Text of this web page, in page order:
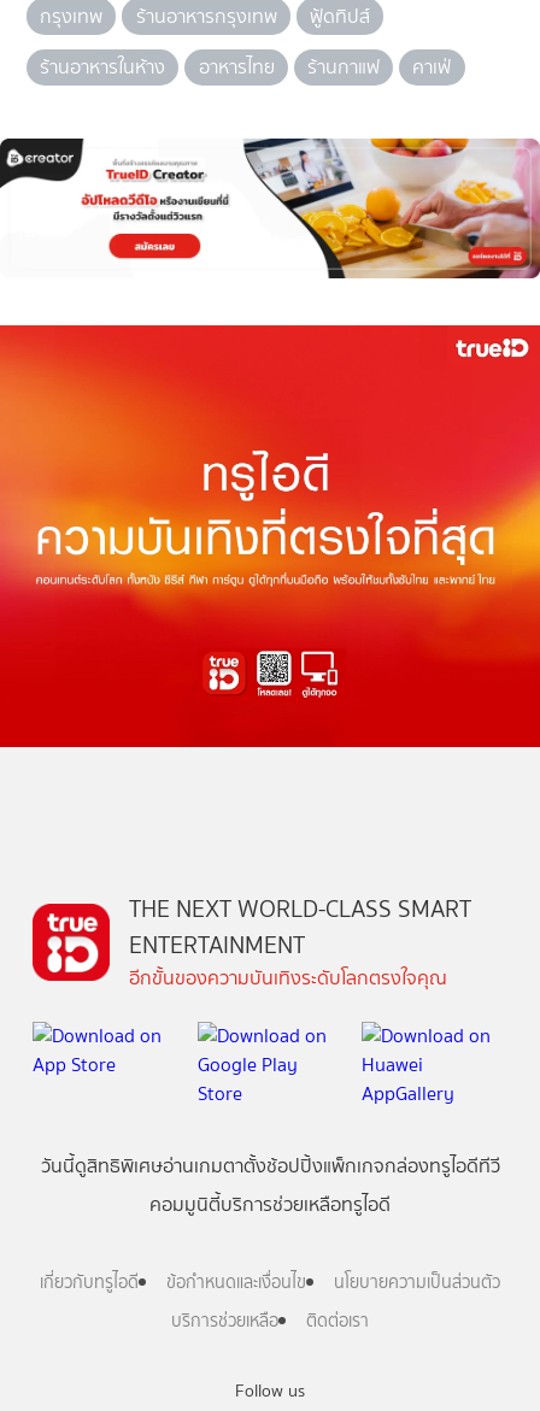
กรุงเทพ
ร้านอาหารกรุงเทพ
ฟู้ดทิปส์
ร้านอาหารในห้าง
อาหารไทย ร้านกาแฟ คาเฟ่
Follow us
THE NEXT WORLD-CLASS SMART
ENTERTAINMENT
อีกขั้นของความบันเทิงระดับโลกตรงใจคุณ
วันนี้ดูสิทธิพิเศษอ่านเกมตาตั้งช้อปปิ้งแพ็กเกจกล่องทรูไอดีทีวี
คอมมูนิตี้บริการช่วยเหลือทรูไอดี
เกี่ยวกับทรูไอดี ข้อกำหนดและเงื่อนไข
นโยบายความเป็นส่วนตัว
บริการช่วยเหลือ
ติดต่อเรา